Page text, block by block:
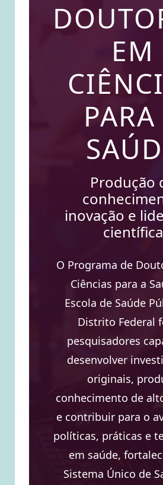
EM
Produção
inovação e
científica
O Programa de
Ciências para a
Escola de Saúde
Distrito Federal
pesquisadores
desenvolver
originais,
conhecimento de
e contribuir para o
políticas, práticas e
em saúde,
Sistema Único de